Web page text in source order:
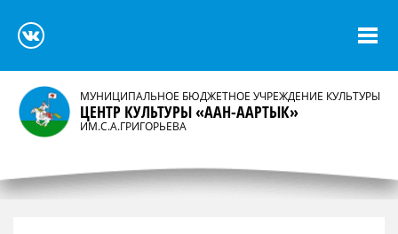
МУНИЦИПАЛЬНОЕ БЮДЖЕТНОЕ УЧРЕЖДЕНИЕ КУЛЬТУРЫ
ЦЕНТР КУЛЬТУРЫ «ААН-ААРТЫК»
ИМ.С.А.ГРИГОРЬЕВА